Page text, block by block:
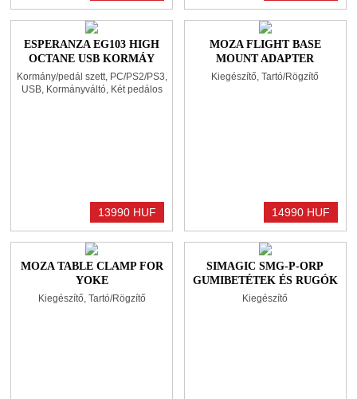
ESPERANZA EG103 HIGH
OCTANE USB KORMÁY
BLACK/RED
Kormány/pedál szett, PC/PS2/PS3,
USB, Kormányváltó, Két pedálos
13990 HUF
MOZA FLIGHT BASE
MOUNT ADAPTER
Kiegészítő, Tartó/Rögzítő
14990 HUF
MOZA TABLE CLAMP FOR
YOKE
Kiegészítő, Tartó/Rögzítő
SIMAGIC SMG-P-ORP
GUMIBETÉTEK ÉS RUGÓK
LOADCELL PELÁDHOZ
Kiegészítő